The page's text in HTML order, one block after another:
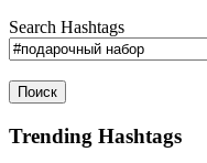
Search Hashtags
Поиск
Trending Hashtags